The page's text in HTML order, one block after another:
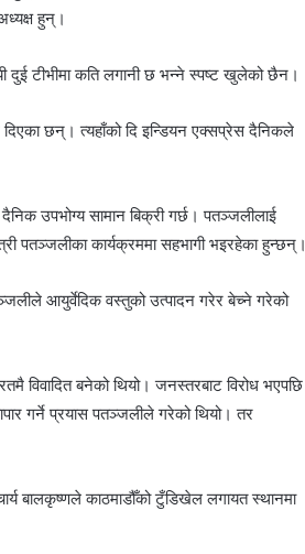
हुन्।
दुई टीभीमा कति लगानी छ भन्ने स्पष्ट खुलेको छैन।
दिएका छन्। त्यहाँको दि इन्डियन एक्सप्रेस दैनिकले
उपभोग्य सामान बिक्री गर्छ। पतञ्जलीलाई
पतञ्जलीका कार्यक्रममा सहभागी भइरहेका हुन्छन्।
​आयुर्वेदिक वस्तुको उत्पादन गरेर बेच्ने गरेको
विवादित बनेको थियो। जनस्तरबाट विरोध भएपछि
गर्ने प्रयास पतञ्जलीले गरेको थियो। तर
बालकृष्णले काठमाडौँको टुँडिखेल लगायत स्थानमा